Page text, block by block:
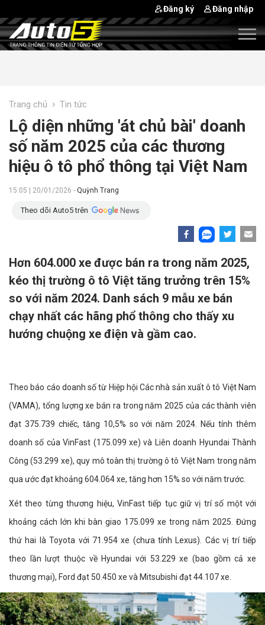
Đăng ký Đăng nhập
Trang chủ › Tin tức
Lộ diện những 'át chủ bài' doanh
số năm 2025 của các thương
hiệu ô tô phổ thông tại Việt Nam
15:05 | 20/01/2026 - Quỳnh Trang
Theo dõi Auto5 trên
Hơn 604.000 xe được bán ra trong năm 2025,
kéo thị trường ô tô Việt tăng trưởng trên 15%
so với năm 2024. Danh sách 9 mẫu xe bán
chạy nhất các hãng phổ thông cho thấy xu
hướng chuộng xe điện và gầm cao.
Theo báo cáo doanh số từ Hiệp hội Các nhà sản xuất ô tô Việt Nam
(VAMA), tổng lượng xe bán ra trong năm 2025 của các thành viên
đạt 375.739 chiếc, tăng 10,5% so với năm 2024. Nếu tính thêm
doanh số của VinFast (175.099 xe) và Liên doanh Hyundai Thành
Công (53.299 xe), quy mô toàn thị trường ô tô Việt Nam trong năm
qua ước đạt khoảng 604.064 xe, tăng hơn 15% so với năm trước.
Xét theo từng thương hiệu, VinFast tiếp tục giữ vị trí số một với
khoảng cách lớn khi bàn giao 175.099 xe trong năm 2025. Đứng
thứ hai là Toyota với 71.954 xe (chưa tính Lexus). Các vị trí tiếp
theo lần lượt thuộc về Hyundai với 53.229 xe (bao gồm cả xe
thương mại), Ford đạt 50.450 xe và Mitsubishi đạt 44.107 xe.